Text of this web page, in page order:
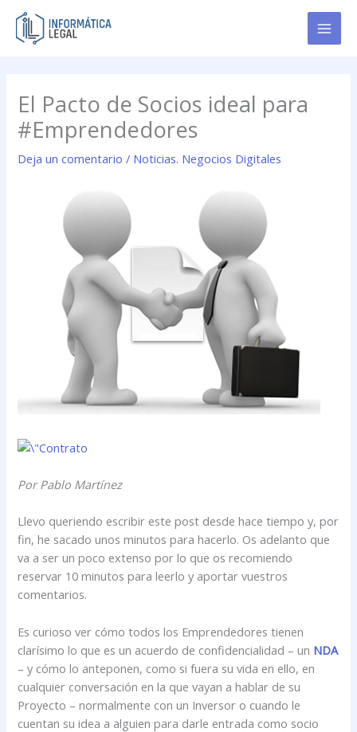
contenido
El Pacto de Socios ideal para
#Emprendedores
Deja un comentario / Noticias. Negocios Digitales
Por Pablo Martínez
Llevo queriendo escribir este post desde hace tiempo y, por
fin, he sacado unos minutos para hacerlo. Os adelanto que
va a ser un poco extenso por lo que os recomiendo
reservar 10 minutos para leerlo y aportar vuestros
comentarios.
Es curioso ver cómo todos los Emprendedores tienen
clarísimo lo que es un acuerdo de confidencialidad – un NDA
– y cómo lo anteponen, como si fuera su vida en ello, en
cualquier conversación en la que vayan a hablar de su
Proyecto – normalmente con un Inversor o cuando le
cuentan su idea a alguien para darle entrada como socio